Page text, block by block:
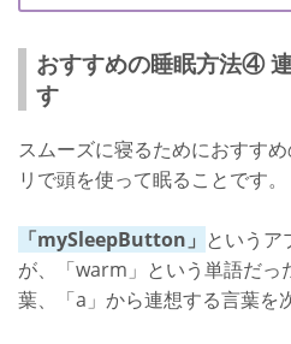
おすすめの睡眠方法④
す
スムーズに寝るためにおすす
リで頭を使って眠ることです。
「mySleepButton」 というア
が、「warm」という単語だっ
葉、「a」から連想する言葉を